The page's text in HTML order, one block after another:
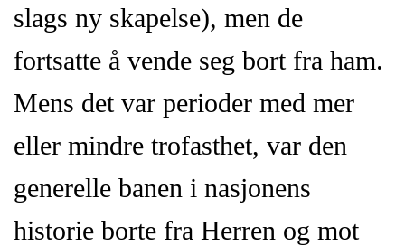
slags ny skapelse), men de
fortsatte å vende seg bort fra ham.
Mens det var perioder med mer
eller mindre trofasthet, var den
generelle banen i nasjonens
historie borte fra Herren og mot